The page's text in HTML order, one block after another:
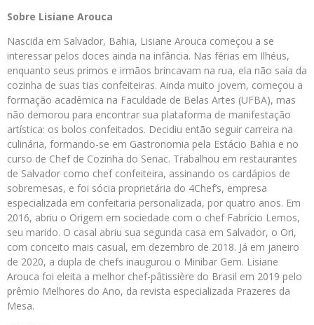
Sobre Lisiane Arouca
Nascida em Salvador, Bahia, Lisiane Arouca começou a se
interessar pelos doces ainda na infância. Nas férias em Ilhéus,
enquanto seus primos e irmãos brincavam na rua, ela não saía da
cozinha de suas tias confeiteiras. Ainda muito jovem, começou a
formação acadêmica na Faculdade de Belas Artes (UFBA), mas
não demorou para encontrar sua plataforma de manifestação
artística: os bolos confeitados. Decidiu então seguir carreira na
culinária, formando-se em Gastronomia pela Estácio Bahia e no
curso de Chef de Cozinha do Senac. Trabalhou em restaurantes
de Salvador como chef confeiteira, assinando os cardápios de
sobremesas, e foi sócia proprietária do 4Chef’s, empresa
especializada em confeitaria personalizada, por quatro anos. Em
2016, abriu o Origem em sociedade com o chef Fabrício Lemos,
seu marido. O casal abriu sua segunda casa em Salvador, o Ori,
com conceito mais casual, em dezembro de 2018. Já em janeiro
de 2020, a dupla de chefs inaugurou o Minibar Gem. Lisiane
Arouca foi eleita a melhor chef-pâtissière do Brasil em 2019 pelo
prêmio Melhores do Ano, da revista especializada Prazeres da
Mesa.